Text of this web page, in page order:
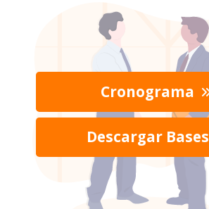
Cronograma
Descargar Bases